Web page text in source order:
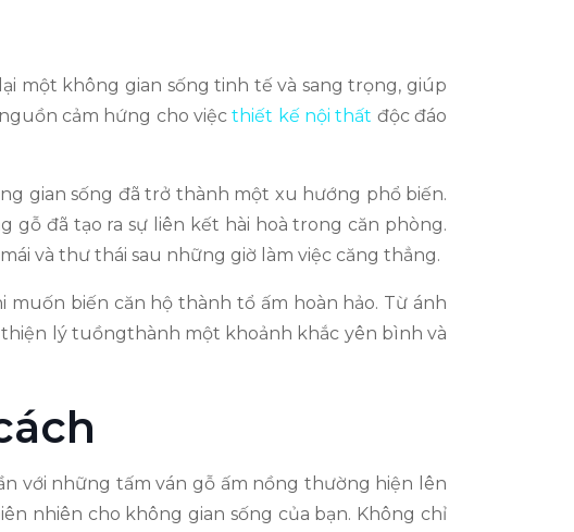
một không gian sống tinh tế và sang trọng, giúp
cảm hứng cho việcthiết kế nội thất độc đáo
gian sống đã trở thành một xu hướng phổ biến.
gỗ đã tạo ra sự liên kết hài hoà trong căn phòng.
và thư thái sau những giờ làm việc căng thẳng.
biến căn hộ thành tổ ấm hoàn hảo. Từ ánh
thiện lý tuồngthành một khoảnh khắc yên bình và
với những tấm ván gỗ ấm nồng thường hiện lên
nhiên cho không gian sống của bạn. Không chỉ